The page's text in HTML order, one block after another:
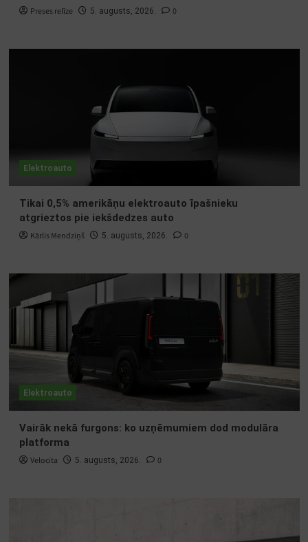
Preses relīze 5. augusts, 2026. 0
Elektroauto
Tikai 0,5% amerikāņu elektroauto īpašnieku
atgrieztos pie iekšdedzes auto
Kārlis Mendziņš 5. augusts, 2026. 0
Elektroauto
Vairāk nekā furgons: ko uzņēmumiem dod modulāra
platforma
Velocita 5. augusts, 2026. 0